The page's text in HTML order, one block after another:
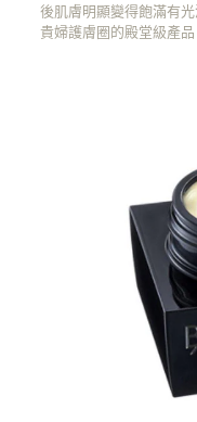
後肌膚明顯變得飽滿有
貴婦護膚圈的殿堂級產品